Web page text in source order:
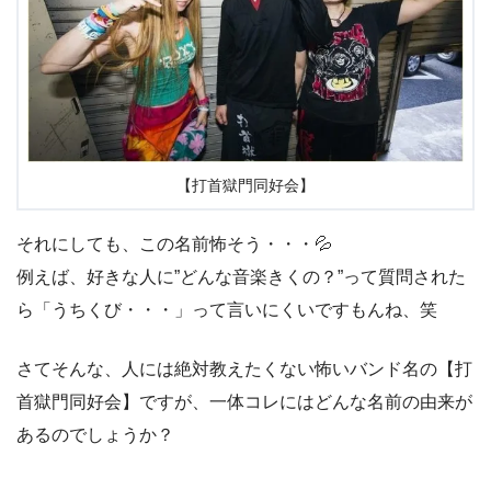
【打首獄門同好会】
それにしても、この名前怖そう・・・💦
例えば、好きな人に”どんな音楽きくの？”って質問された
ら「うちくび・・・」って言いにくいですもんね、笑
さてそんな、人には絶対教えたくない怖いバンド名の【打
首獄門同好会】ですが、一体コレにはどんな名前の由来が
あるのでしょうか？